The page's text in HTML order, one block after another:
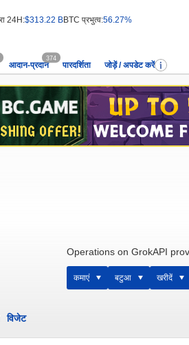
24H:$313.22 BBTC प्रभुत्व:56.27%
आदान-प्रदान
374
पारदर्शिता जोड़ें / अपडेट करें
Operations on GrokAPI
कमाएं बटुआ खरीदें
विजेट